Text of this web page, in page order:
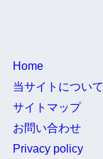
Home
当サイトについて
サイトマップ
お問い合わせ
Privacy policy